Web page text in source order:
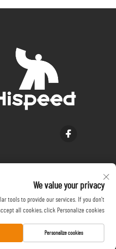
We value your privacy
tools to provide our services. If you don't
all cookies, click Personalize cookies.
Personalize cookies